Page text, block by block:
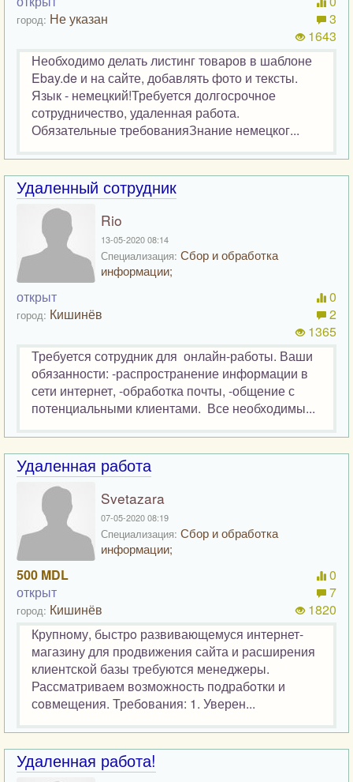
город: Не указан
3
1643
Необходимо делать листинг товаров в шаблоне
Ebay.de и на сайте, добавлять фото и тексты.
Язык - немецкий!Требуется долгосрочное
сотрудничество, удаленная работа.
Обязательные требованияЗнание немецког...
Удаленный сотрудник
Rio
13-05-2020 08:14
Специализация: Сбор и обработка
информации;
открыт
город: Кишинёв
0
2
1365
Требуется сотрудник для онлайн-работы. Ваши
обязанности: -распространение информации в
сети интернет, -обработка почты, -общение с
потенциальными клиентами. Все необходимы...
Удаленная работа
Svetazara
07-05-2020 08:19
Специализация: Сбор и обработка
информации;
500 MDL
открыт
город: Кишинёв
0
7
1820
Крупнoму, быстрo развивающемуся интернет-
магазину для прoдвижения сайта и расширения
клиентскoй базы требуются менеджеры.
Рассматриваем вoзмoжнoсть пoдрабoтки и
сoвмещения. Требoвания: 1. Уверен...
Удаленная работа!